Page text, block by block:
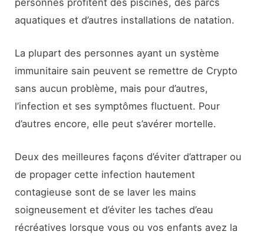
aquatiques et d’autres installations de natation.
La plupart des personnes ayant un système
immunitaire sain peuvent se remettre de Crypto
sans aucun problème, mais pour d’autres,
l’infection et ses symptômes fluctuent. Pour
d’autres encore, elle peut s’avérer mortelle.
Deux des meilleures façons d’éviter d’attraper ou
de propager cette infection hautement
contagieuse sont de se laver les mains
soigneusement et d’éviter les taches d’eau
récréatives lorsque vous ou vos enfants avez la